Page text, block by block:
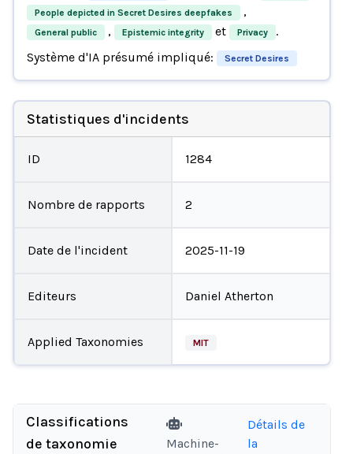
People depicted in Secret Desires deepfakes ,
General public , Epistemic integrity et Privacy
.
Système d'IA présumé impliqué:
Secret Desires
Statistiques d'incidents
ID 1284
Nombre de rapports 2
Date de l'incident 2025-11-19
Editeurs Daniel Atherton
Applied Taxonomies MIT
Classifications
de taxonomie
Machine-
Détails de
la